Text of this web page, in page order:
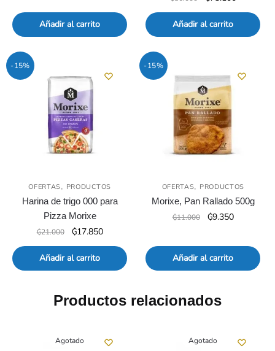
era:
₲10.000.
es:
₲8.500.
Añadir al carrito
precio
original
era:
precio
es:
Añadir al carrito
-15%
OFERTAS, PRODUCTOS
Harina de trigo 000 para
Pizza Morixe
₲21.000
El
precio
original
era:
₲17.850El
precio
es:
Añadir al carrito
-15%
OFERTAS, PRODUCTOS
Morixe, Pan Rallado 500g
₲11.000
El
era:
₲11.000.
₲9.350El
es:
₲9.350.
Añadir al carrito
Productos relacionados
Agotado Agotado